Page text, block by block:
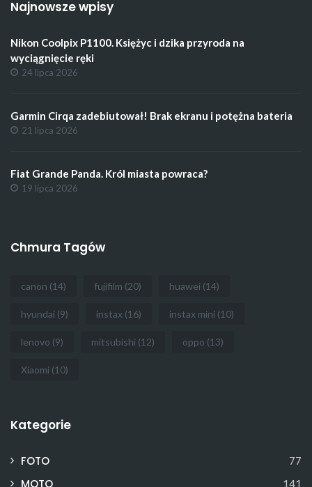
Najnowsze wpisy
Nikon Coolpix P1100. Księżyc i dzika przyroda na
wyciągnięcie ręki
24 lipca 2026
Garmin Cirqa zadebiutował! Brak ekranu i potężna bateria
21 lipca 2026
Fiat Grande Panda. Król miasta powraca?
19 lipca 2026
Chmura Tagów
canon (14) fujifilm (20) huawei (14)
hyundai (9) instax (16) instax mini (10)
lenovo (9) mitsubishi (12) oppo (13)
Xiaomi (10)
Kategorie
FOTO 77
MOTO 141